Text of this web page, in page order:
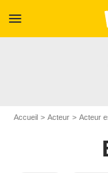
menu
Accueil Acteur Acteur